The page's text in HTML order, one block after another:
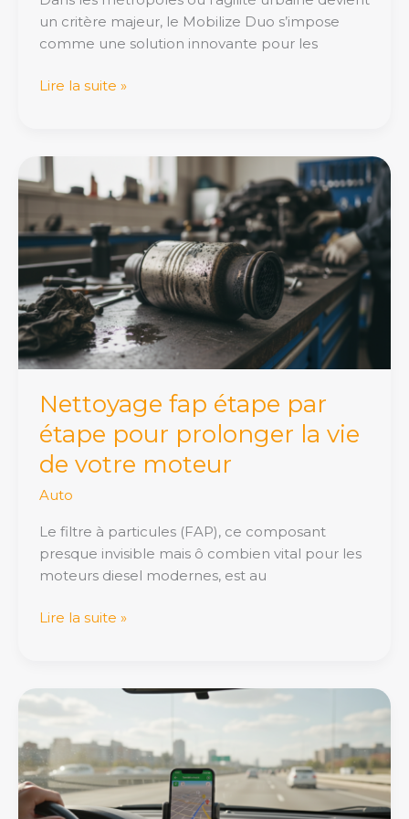
un critère majeur, le Mobilize Duo s’impose
comme une solution innovante pour les
Lire la suite »
Nettoyage fap étape par
étape pour prolonger la vie
de votre moteur
Auto
Le filtre à particules (FAP), ce composant
presque invisible mais ô combien vital pour les
moteurs diesel modernes, est au
fap
par
étape
pour
prolonger
la
vie
de
moteur
Lire la suite »
Alertes
Routières
2026
:
Waze
ou